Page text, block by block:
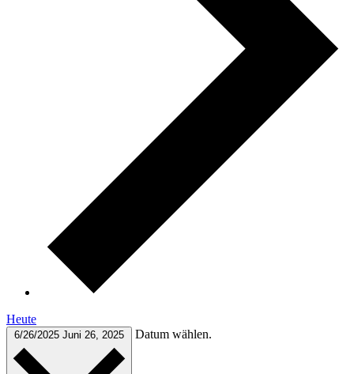
Heute
6/26/2025 Juni 26, 2025 Datum wählen.